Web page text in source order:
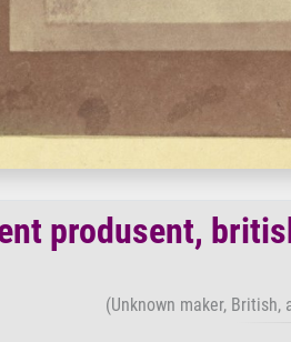
produsent,
(Unknown maker,